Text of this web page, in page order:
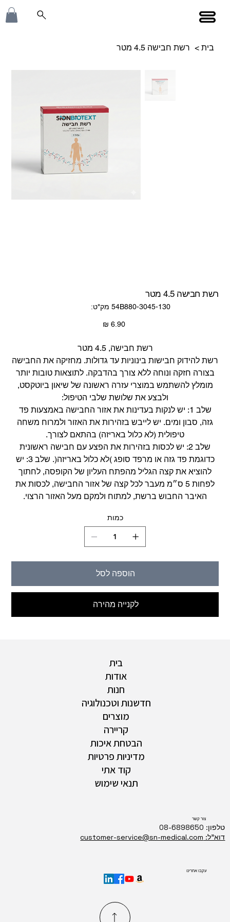
בית > רשת חבישה 4.5 מטר
רשת חבישה 4.5 מטר
מק"ט: מק"ט
54B880-
130
54B880-3045-130
מחיר
רשת חבישה, 4.5 מטר
רשת להידוק חבישות בינוניות עד גדולות. מחזיקה את החבישה
בצורה חזקה ונוחה ללא צורך בהדבקה. לתוצאות טובות יותר
מומלץ להשתמש במוצרי עזרה ראשונה של שיאון ביוטקסט,
ולבצע את שלושת שלבי הטיפול:
שלב 1: יש לנקות בעדינות את אזור החבישה באמצעות פד
גזה, סבון ומים. יש לייבש בזהירות את האזור ולמרוח משחה
טיפולית (לא כלול באריזה) בהתאם לצורך.
שלב 2: יש לכסות בזהירות את הפצע עם חבישה ראשונית
כדוגמת פד גזה או מרפד סופג )לא כלול באריזה(. שלב 3: יש
להוציא את קצה הגליל מהפתח העליון של הקופסה, לחתוך
לפחות 5 ס״מ מעבר לכל קצה של אזור החבישה, לכסות את
האיבר החבוש ברשת, למתוח ולמקם מעל האזור הרצוי.
כמות
הוספה לסל
לקנייה מהירה
בית
אודות
חנות
חדשנות וטכנולוגיה
מוצרים
קריירה
הבטחת איכות
מדיניות פרטיות
קוד אתי
תנאי שימוש
עקבו אחרינו
צור קשר
טלפון: 08-6898650
דוא"ל: customer-service@sn-medical.com